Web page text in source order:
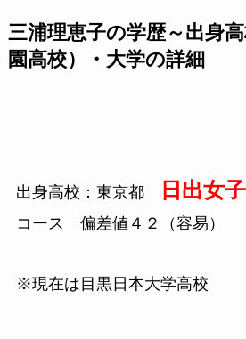
三浦理恵子の学歴～出身
園高校）・大学の詳細
出身高校：東京都 日出女
コース 偏差値４２（容易）
※現在は目黒日本大学高校